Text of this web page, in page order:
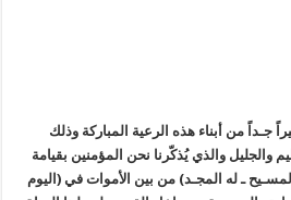
جـداً من أبناء هذه الرعية المباركة وذلك
والجليل والذي يُذكّرنا نحن المؤمنين بقيامة
ـ له المجـد) من بين الأموات في (اليوم